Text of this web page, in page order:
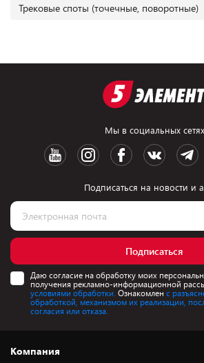
Трековые споты (точечные, поворотные)
Мы в социальных сетях
Подписаться на новости и
Подписаться
Даю согласие на обработку моих
получения рекламно-информационной
условиями обработки. Ознакомлен с
обработкой, механизмом их реализации,
согласия или отказа.
Компания